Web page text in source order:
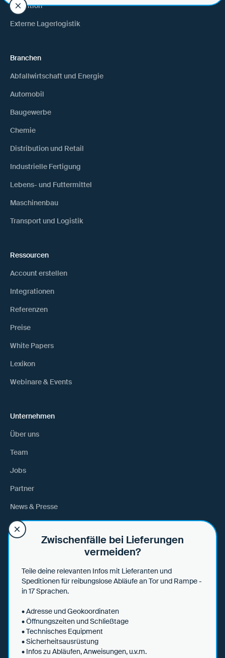
Spedition
Externe Lagerlogistik
Branchen
Abfallwirtschaft und Energie
Automobil
Baugewerbe
Chemie
Distribution und Retail
Industrielle Fertigung
Lebens- und Futtermittel
Maschinenbau
Transport und Logistik
Ressourcen
Account erstellen
Integrationen
Referenzen
Preise
White Papers
Lexikon
Webinare & Events
Unternehmen
Über uns
Team
Jobs
Partner
News & Presse
Anfahrt
Hilfe & Tipps
Datensicherheit
AGBs
Datenschutzerklärung
Zwischenfälle bei Lieferungen
vermeiden?
Teile deine relevanten Infos mit Lieferanten und
Speditionen für reibungslose Abläufe an Tor und Rampe -
in 17 Sprachen.
• Adresse und Geokoordinaten
• Öffnungszeiten und Schließtage
• Technisches Equipment
• Sicherheitsausrüstung
• Infos zu Abläufen, Anweisungen, u.v.m.